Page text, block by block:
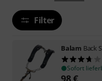
Filter
Balam Back
Sofort
98€